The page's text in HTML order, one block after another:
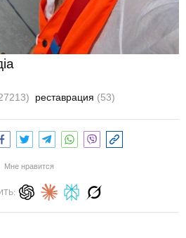
реставрация (53)
Мне нравится